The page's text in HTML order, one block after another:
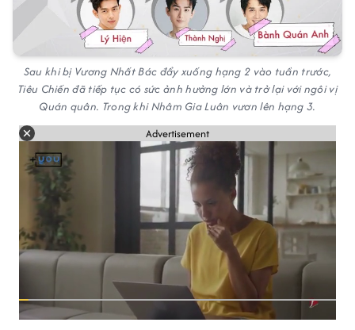
Sau khi bị Vương Nhất Bác đẩy xuống hạng 2 vào tuần trước,
Tiêu Chiến đã tiếp tục có sức ảnh hưởng lớn và trở lại với ngôi vị
Quán quân. Trong khi Nhâm Gia Luân vươn lên hạng 3.
Advertisement